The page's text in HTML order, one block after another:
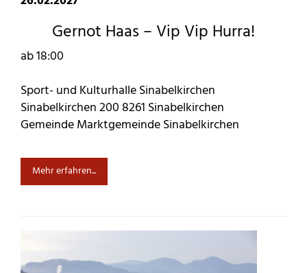
Gernot Haas – Vip Vip Hurra!
ab 18:00
Sport- und Kulturhalle Sinabelkirchen
Sinabelkirchen 200 8261 Sinabelkirchen
Gemeinde Marktgemeinde Sinabelkirchen
Mehr erfahren...